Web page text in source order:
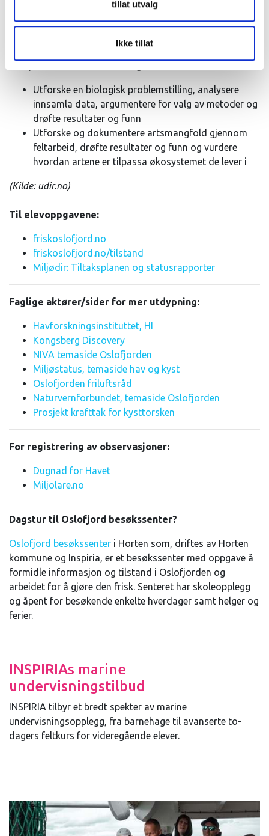
tillat utvalg
Ikke tillat
Planlegge og gjennomføre undersøkinger, samle,
behandle og tolke data, og presentere resultater og
Utforske en biologisk problemstilling, analysere
innsamla data, argumentere for valg av metoder og
drøfte resultater og funn
Utforske og dokumentere artsmangfold gjennom
feltarbeid, drøfte resultater og funn og vurdere
hvordan artene er tilpassa økosystemet de lever i
(Kilde: udir.no)
Til elevoppgavene:
friskoslofjord.no
friskoslofjord.no/tilstand
Miljødir: Tiltaksplanen og statusrapporter
Faglige aktører/sider for mer utdypning:
Havforskningsinstituttet, HI
Kongsberg Discovery
NIVA temaside Oslofjorden
Miljøstatus, temaside hav og kyst
Oslofjorden friluftsråd
Naturvernforbundet, temaside Oslofjorden
Prosjekt krafttak for kysttorsken
For registrering av observasjoner:
Dugnad for Havet
Miljolare.no
Dagstur til Oslofjord besøkssenter?
Oslofjord besøkssenter i Horten som, driftes av Horten
kommune og Inspiria, er et besøkssenter med oppgave å
formidle informasjon og tilstand i Oslofjorden og
arbeidet for å gjøre den frisk. Senteret har skoleopplegg
og åpent for besøkende enkelte hverdager samt helger og
ferier.
INSPIRIAs marine
undervisningstilbud
INSPIRIA tilbyr et bredt spekter av marine
undervisningsopplegg, fra barnehage til avanserte to-
dagers feltkurs for videregående elever.